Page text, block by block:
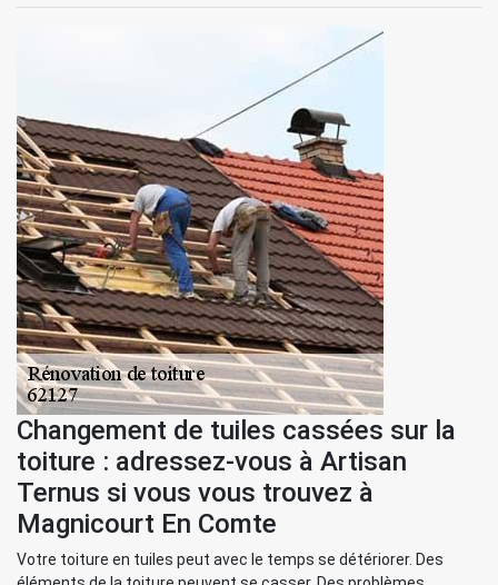
Changement de tuiles cassées sur la
toiture : adressez-vous à Artisan
Ternus si vous vous trouvez à
Magnicourt En Comte
Votre toiture en tuiles peut avec le temps se détériorer. Des